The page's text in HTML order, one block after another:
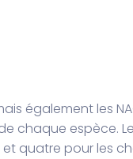
également les
chaque espèce.
quatre pour les